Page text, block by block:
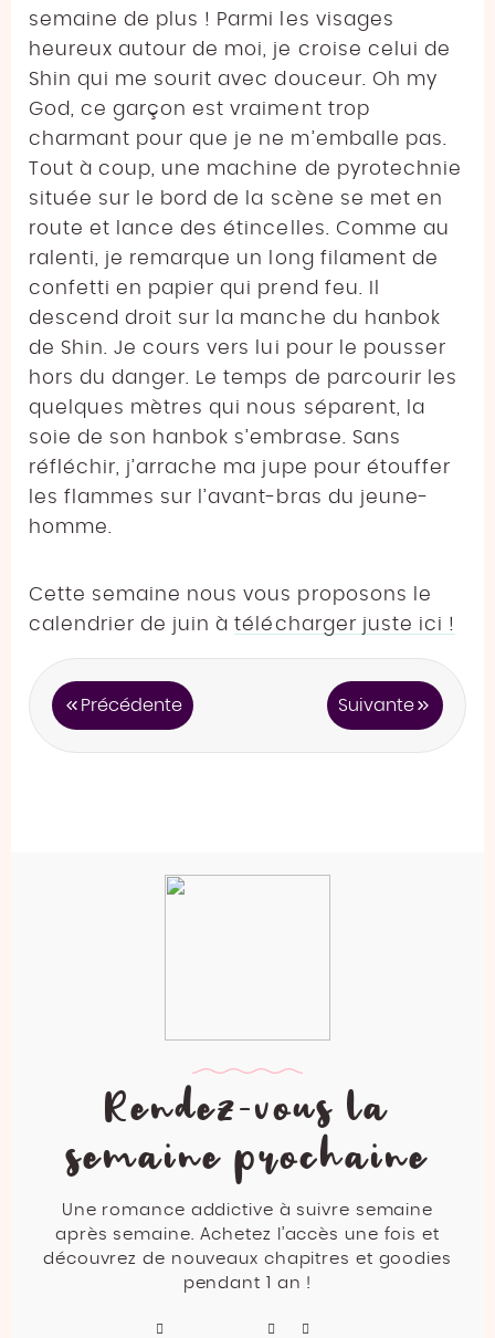
semaine de plus ! Parmi les visages
heureux autour de moi, je croise celui de
Shin qui me sourit avec douceur. Oh my
God, ce garçon est vraiment trop
charmant pour que je ne m’emballe pas.
Tout à coup, une machine de pyrotechnie
située sur le bord de la scène se met en
route et lance des étincelles. Comme au
ralenti, je remarque un long filament de
confetti en papier qui prend feu. Il
descend droit sur la manche du hanbok
de Shin. Je cours vers lui pour le pousser
hors du danger. Le temps de parcourir les
quelques mètres qui nous séparent, la
soie de son hanbok s’embrase. Sans
réfléchir, j’arrache ma jupe pour étouffer
les flammes sur l’avant-bras du jeune-
homme.
Cette semaine nous vous proposons le
calendrier de juin àtélécharger juste ici !
Précédente Suivante
Rendez-vous la
semaine prochaine
Une romance addictive à suivre semaine
après semaine. Achetez l’accès une fois et
découvrez de nouveaux chapitres et goodies
pendant 1 an !